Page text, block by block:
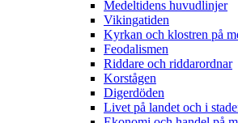
Medeltidens huvudlinjer
Vikingatiden
Kyrkan och klostren på
Feodalismen
Riddare och riddarordnar
Korstågen
Digerdöden
Livet på landet och i